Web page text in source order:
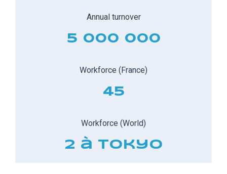
Annual turnover
5 000 000
Workforce (France)
45
Workforce (World)
2 à Tokyo